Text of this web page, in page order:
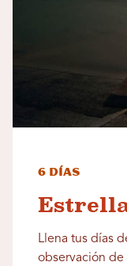
6 días
Llena tus días
observación